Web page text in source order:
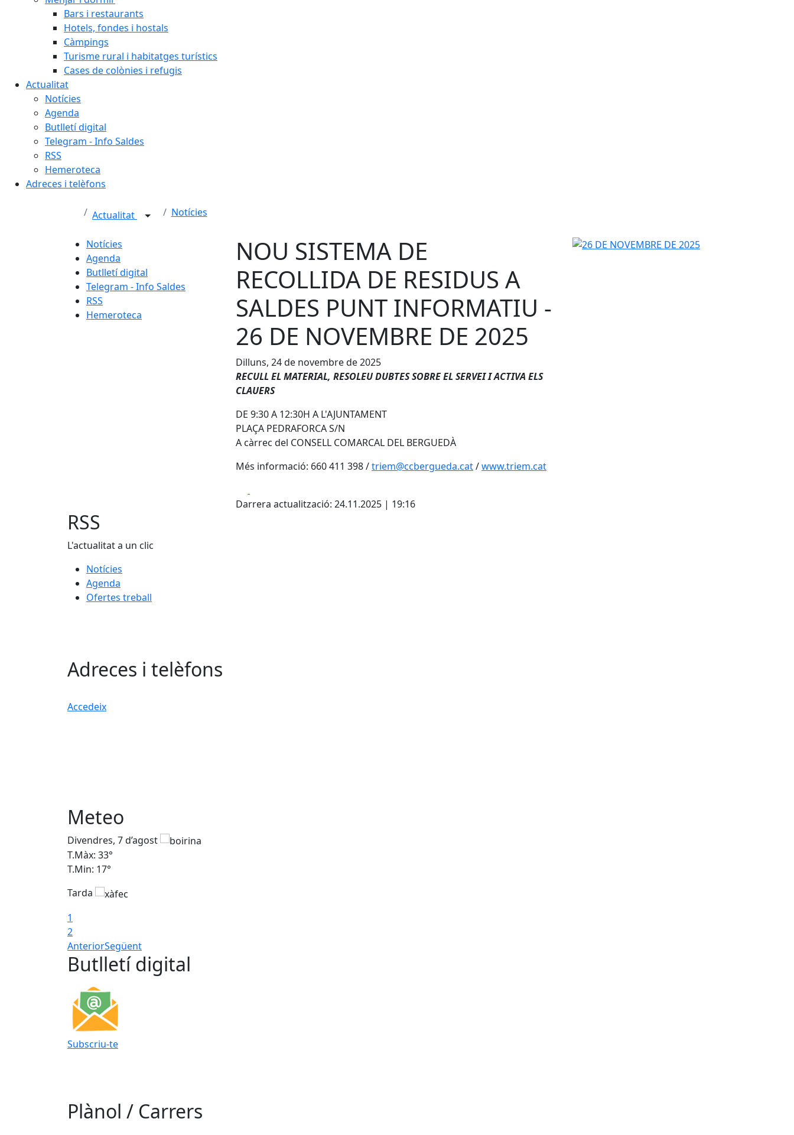
Bars i restaurants
Hotels, fondes i hostals
Càmpings
Turisme rural i habitatges turístics
Cases de colònies i refugis
Actualitat
Notícies
Agenda
Butlletí digital
Telegram - Info Saldes
RSS
Hemeroteca
Adreces i telèfons
Actualitat Notícies
Notícies
Agenda
Butlletí digital
Telegram - Info Saldes
RSS
Hemeroteca
NOU SISTEMA DE
RECOLLIDA DE RESIDUS A
SALDES PUNT INFORMATIU -
26 DE NOVEMBRE DE 2025
Dilluns, 24 de novembre de 2025
RECULL EL MATERIAL, RESOLEU DUBTES SOBRE EL SERVEI I ACTIVA ELS
CLAUERS
DE 9:30 A 12:30H A L'AJUNTAMENT
PLAÇA PEDRAFORCA S/N
A càrrec del CONSELL COMARCAL DEL BERGUEDÀ
Més informació: 660 411 398 /triem@ccbergueda.cat/www.triem.cat
Darrera actualització: 24.11.2025 | 19:16
26 DE NOVEMBRE DE 2025
RSS
L'actualitat a un clic
Notícies
Agenda
Ofertes treball
Adreces i telèfons
Accedeix
Meteo
Divendres, 7 d’agost
T.Màx: 33°
T.Min: 17°
Tarda
1
2
AnteriorSegüent
Butlletí digital
Subscriu-te
Plànol / Carrers